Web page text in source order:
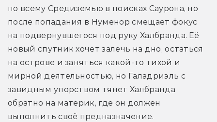
по всему Средиземью в поисках Саурона, но
после попадания в Нуменор смещает фокус
на подвернувшегося под руку Халбранда. Её
новый спутник хочет залечь на дно, остаться
на острове и заняться какой-то тихой и
мирной деятельностью, но Галадриэль с
завидным упорством тянет Халбранда
обратно на материк, где он должен
выполнить своё предназначение.